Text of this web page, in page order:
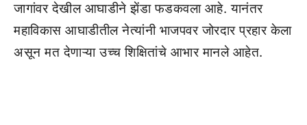
जागांवर देखील आघाडीने झेंडा फडकवला आहे. यानंतर
महाविकास आघाडीतील नेत्यांनी भाजपवर जोरदार प्रहार केला
असून मत देणाऱ्या उच्च शिक्षितांचे आभार मानले आहेत.